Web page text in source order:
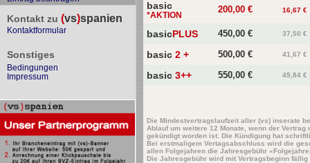
Kontakt zu (vs)spanien
Kontaktformular
Sonstiges
Bedingungen
Impressum
basic
*AKTION
200,00 € 16,67 €
basicPLUS 450,00 € 37,50 €
basic 2 + 500,00 € 41,67 €
basic 3++ 550,00 € 45,84 €
Die Mindestvertragslaufzeit aller (vs) inserate
Ablauf um weitere 12 Monate, wenn der
gekündigt worden ist. Die Kündigung hat
Bei erstmaligem Vertagsabschluss wird die
allen Folgejahren die Jahresgebühr
Die Jahresgebühr wird mit Vertragsbeginn